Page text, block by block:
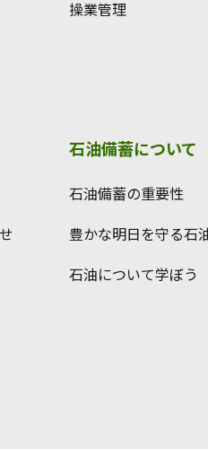
操業管理
石油備蓄について
石油備蓄の重要性
豊かな明日を守る石
石油について学ぼう